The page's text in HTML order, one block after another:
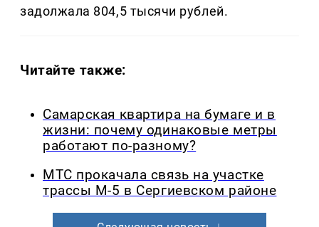
задолжала 804,5 тысячи рублей.
Читайте также:
Самарская квартира на бумаге и в
жизни: почему одинаковые метры
работают по-разному?
МТС прокачала связь на участке
трассы М-5 в Сергиевском районе